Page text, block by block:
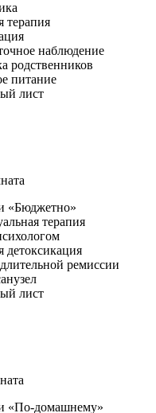
терапия
наблюдение
родственников
питание
лист
«Бюджетно»
терапия
детоксикация
ремиссии
лист
«По-домашнему»